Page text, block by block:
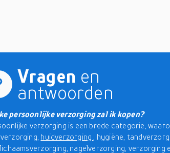
Vragen en
antwoorden
persoonlijke verzorging zal ik kopen?
verzorging is een brede categorie,
huidverzorging
, hygiëne,
nagelverzorging, verzorging